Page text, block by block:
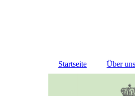
Startseite Über uns